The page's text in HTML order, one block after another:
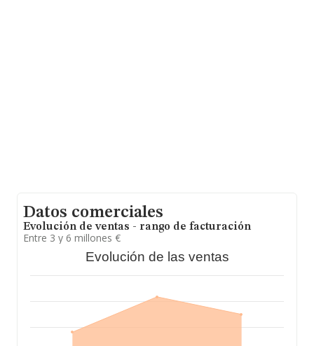
Datos comerciales
Evolución de ventas - rango de facturación
Entre 3 y 6 millones €
Evolución de las ventas